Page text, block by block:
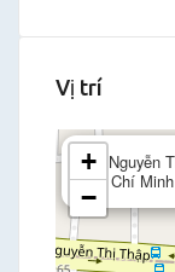
Vị trí
99 Nguyễn
Hồ Chí Minh
+
−